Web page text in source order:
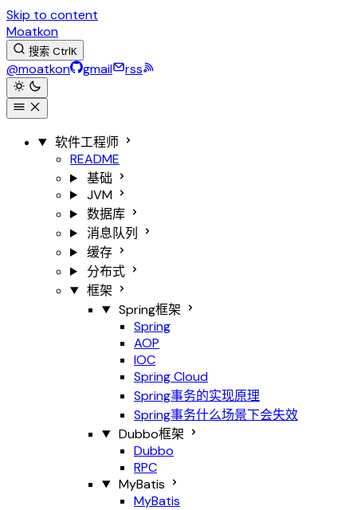
Skip to content
Moatkon
搜索 CtrlK
@moatkon gmail rss
软件工程师
README
基础
JVM
数据库
消息队列
缓存
分布式
框架
Spring框架
Spring
AOP
IOC
Spring Cloud
Spring事务的实现原理
Spring事务什么场景下会失效
Dubbo框架
Dubbo
RPC
MyBatis
MyBatis